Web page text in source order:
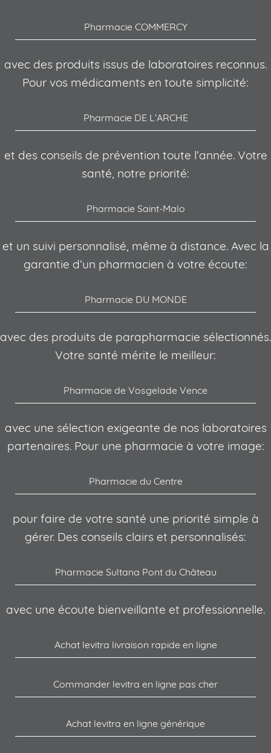
Pharmacie COMMERCY
avec des produits issus de laboratoires reconnus.
Pour vos médicaments en toute simplicité:
Pharmacie DE L’ARCHE
et des conseils de prévention toute l’année. Votre
santé, notre priorité:
Pharmacie Saint-Malo
et un suivi personnalisé, même à distance. Avec la
garantie d’un pharmacien à votre écoute:
Pharmacie DU MONDE
avec des produits de parapharmacie sélectionnés.
Votre santé mérite le meilleur:
Pharmacie de Vosgelade Vence
avec une sélection exigeante de nos laboratoires
partenaires. Pour une pharmacie à votre image:
Pharmacie du Centre
pour faire de votre santé une priorité simple à
gérer. Des conseils clairs et personnalisés:
Pharmacie Sultana Pont du Château
avec une écoute bienveillante et professionnelle.
Achat levitra livraison rapide en ligne
Commander levitra en ligne pas cher
Achat levitra en ligne générique